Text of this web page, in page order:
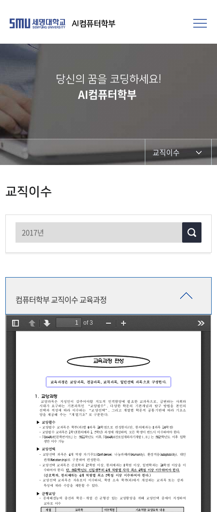
AI컴퓨터학부
당신의 꿈을 코딩하세요!
AI컴퓨터학부
교직이수
교직이수
대학원 교육과정
교직이수
컴퓨터학부 교직이수 교육과정